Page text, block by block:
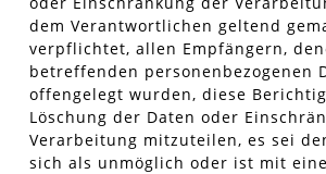
dem Verantwortlichen geltend
verpflichtet, allen Empfängern,
betreffenden personenbezogenen
offengelegt wurden, diese
Löschung der Daten oder
Verarbeitung mitzuteilen, es sei
sich als unmöglich oder ist mit